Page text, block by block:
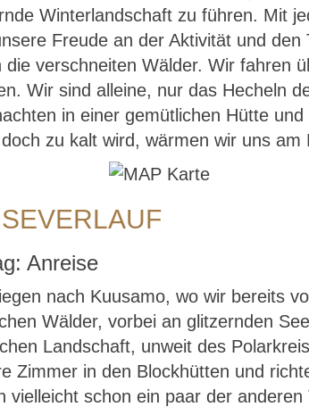
Winterlandschaft zu führen. Mit
Freude an der Aktivität und
die verschneiten Wälder. Wir fahren
Wir sind alleine, nur das Hecheln
in einer gemütlichen Hütte
zu kalt wird, wärmen wir uns
Anreise
nach Kuusamo, wo wir bereits
Wälder, vorbei an glitzernden
Landschaft, unweit des
Zimmer in den Blockhütten und
vielleicht schon ein paar der